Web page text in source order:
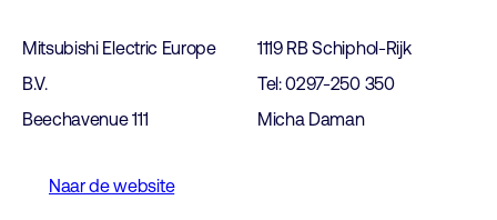
Mitsubishi Electric Europe
B.V.
Beechavenue 111
1119 RB Schiphol-Rijk
Tel: 0297-250 350
Micha Daman
Naar de website